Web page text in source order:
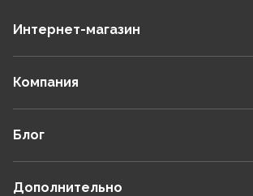
Интернет-магазин
Компания
Блог
Дополнительно